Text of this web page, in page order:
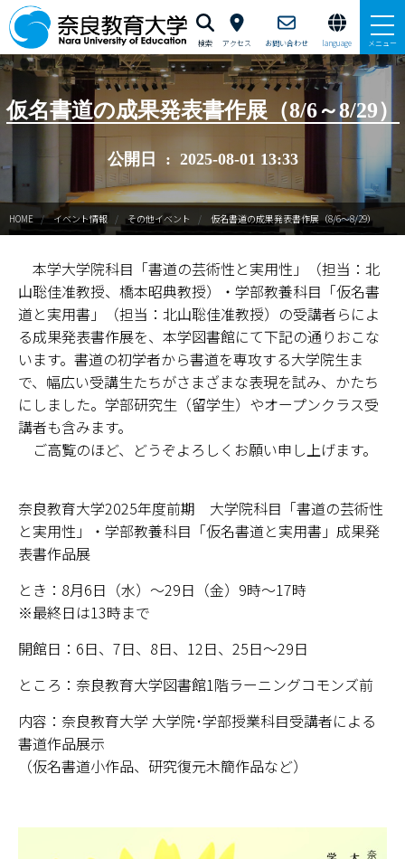
検索 アクセス お問い合わせ language メニュー
本学で学びたい方へ
在学生の方へ
卒業生・修了生の方、現職教員の方へ
自治体・企業の方へ
一般・地域の方へ
教職員の方へ
大学紹介
入試情報
学部・大学院
教育・学生生活
産官学連携
奈良国立大学機構
教育資料館
情報センター
仮名書道の成果発表書作展（8/6～8/29）
公開日 : 2025-08-01 13:33
HOME イベント情報 その他イベント 仮名書道の成果発表書作展（8/6～8/29）
本学大学院科目「書道の芸術性と実用性」（担当：北
山聡佳准教授、橋本昭典教授）・学部教養科目「仮名書
道と実用書」（担当：北山聡佳准教授）の受講者らによ
る成果発表書作展を、本学図書館にて下記の通りおこな
います。書道の初学者から書道を専攻する大学院生ま
で、幅広い受講生たちがさまざまな表現を試み、かたち
にしました。学部研究生（留学生）やオープンクラス受
講者も含みます。
ご高覧のほど、どうぞよろしくお願い申し上げます。
奈良教育大学2025年度前期 大学院科目「書道の芸術性
と実用性」・学部教養科目「仮名書道と実用書」成果発
表書作品展
とき：8月6日（水）～29日（金）9時～17時
※最終日は13時まで
開館日：6日、7日、8日、12日、25日～29日
ところ：奈良教育大学図書館1階ラーニングコモンズ前
内容：奈良教育大学 大学院･学部授業科目受講者による
書道作品展示
（仮名書道小作品、研究復元木簡作品など）